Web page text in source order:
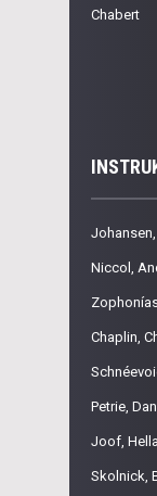
Chabert
Niccol,
Chaplin,
Petrie,
Joof, Hella
Skolnick,